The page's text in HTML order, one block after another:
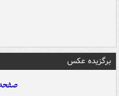
برگزیده عکس
صفحه